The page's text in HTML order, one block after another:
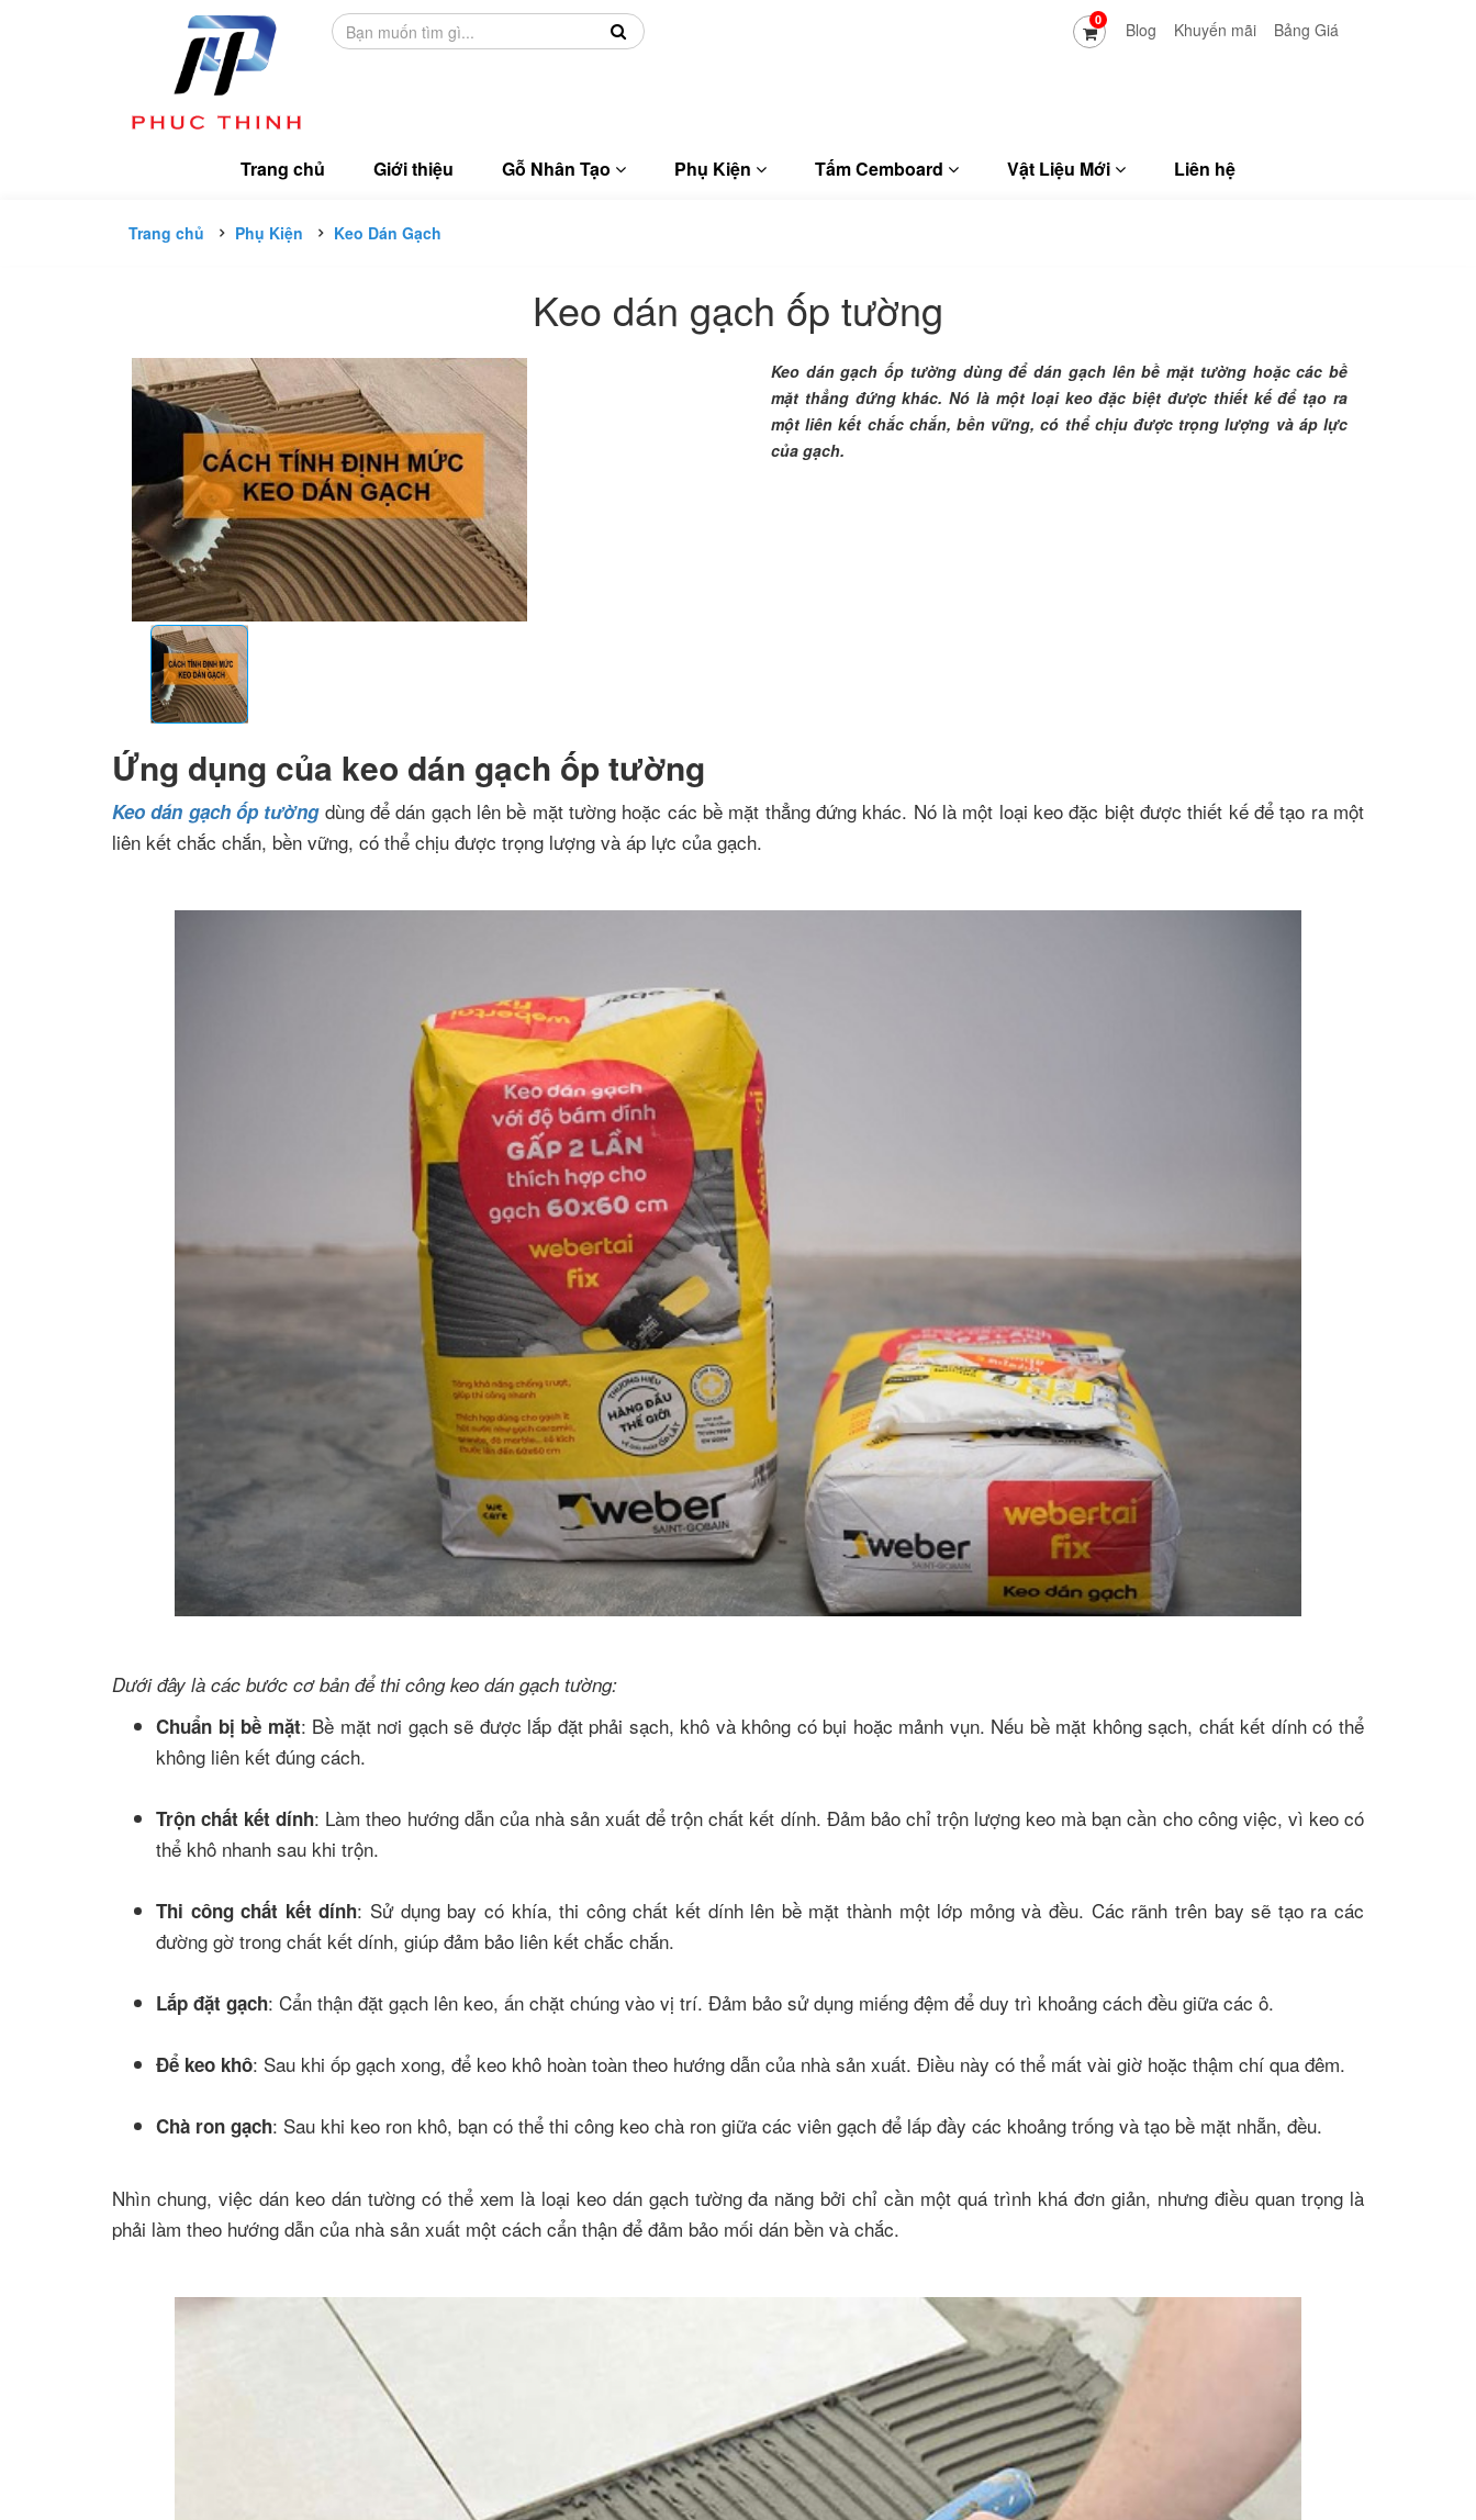
0 Blog Khuyến mãi Bảng Giá
Trang chủ Giới thiệu Gỗ Nhân Tạo Phụ Kiện Tấm Cemboard Vật Liệu Mới Liên hệ
Trang chủ Phụ Kiện Keo Dán Gạch
Keo dán gạch ốp tường
Keo dán gạch ốp tường dùng để dán gạch lên bề mặt tường hoặc các bề
mặt thẳng đứng khác. Nó là một loại keo đặc biệt được thiết kế để tạo ra
một liên kết chắc chắn, bền vững, có thể chịu được trọng lượng và áp lực
của gạch.
Ứng dụng của keo dán gạch ốp tường
Keo dán gạch ốp tườngdùng để dán gạch lên bề mặt tường hoặc các bề mặt thẳng đứng khác. Nó là một loại keo đặc biệt được thiết kế để tạo ra một
liên kết chắc chắn, bền vững, có thể chịu được trọng lượng và áp lực của gạch.
Dưới đây là các bước cơ bản để thi công keo dán gạch tường:
Chuẩn bị bề mặt: Bề mặt nơi gạch sẽ được lắp đặt phải sạch, khô và không có bụi hoặc mảnh vụn. Nếu bề mặt không sạch, chất kết dính có thể
không liên kết đúng cách.
Trộn chất kết dính: Làm theo hướng dẫn của nhà sản xuất để trộn chất kết dính. Đảm bảo chỉ trộn lượng keo mà bạn cần cho công việc, vì keo có
thể khô nhanh sau khi trộn.
Thi công chất kết dính: Sử dụng bay có khía, thi công chất kết dính lên bề mặt thành một lớp mỏng và đều. Các rãnh trên bay sẽ tạo ra các
đường gờ trong chất kết dính, giúp đảm bảo liên kết chắc chắn.
Lắp đặt gạch: Cẩn thận đặt gạch lên keo, ấn chặt chúng vào vị trí. Đảm bảo sử dụng miếng đệm để duy trì khoảng cách đều giữa các ô.
Để keo khô: Sau khi ốp gạch xong, để keo khô hoàn toàn theo hướng dẫn của nhà sản xuất. Điều này có thể mất vài giờ hoặc thậm chí qua đêm.
Chà ron gạch: Sau khi keo ron khô, bạn có thể thi công keo chà ron giữa các viên gạch để lấp đầy các khoảng trống và tạo bề mặt nhẵn, đều.
Nhìn chung, việc dán keo dán tường có thể xem là loại keo dán gạch tường đa năng bởi chỉ cần một quá trình khá đơn giản, nhưng điều quan trọng là
phải làm theo hướng dẫn của nhà sản xuất một cách cẩn thận để đảm bảo mối dán bền và chắc.